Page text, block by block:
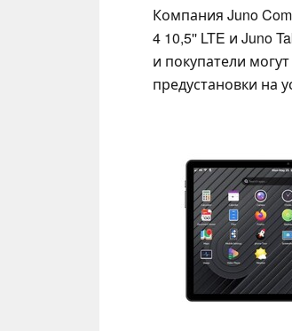
Компания Juno
4 10,5'' LTE и Juno
и покупатели
предустановки на